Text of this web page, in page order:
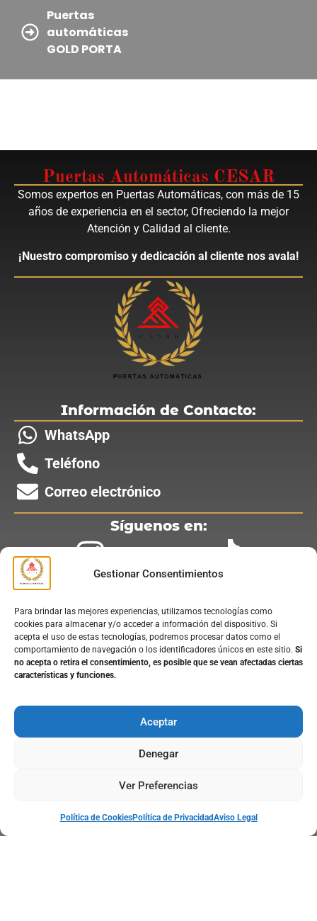
Gestionar Consentimientos
Para brindar las mejores experiencias, utilizamos tecnologías como
cookies para almacenar y/o acceder a información del dispositivo. Si
acepta el uso de estas tecnologías, podremos procesar datos como el
comportamiento de navegación o los identificadores únicos en este sitio. Si
no acepta o retira el consentimiento, es posible que se vean afectadas ciertas
características y funciones.
Aceptar
Denegar
Ver Preferencias
Política de CookiesPolítica de PrivacidadAviso Legal
Puertas
automáticas
GOLD PORTA
Puertas Automáticas CESAR
Somos expertos en Puertas Automáticas, con más de 15
años de experiencia en el sector, Ofreciendo la mejor
Atención y Calidad al cliente.
¡Nuestro compromiso y dedicación al cliente nos avala!
Información de Contacto:
WhatsApp
Teléfono
Correo electrónico
Síguenos en:
Nuestros Servicios:
Instalación de Puertas Automáticas
Mantenimiento de Puertas Automáticas
Reforma de Puertas Automáticas
Normativa de Puertas Automáticas
Pueblos Donde Prestamos Servicios